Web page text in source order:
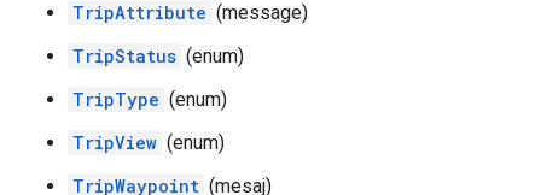
TripAttribute (message)
TripStatus (enum)
TripType (enum)
TripView (enum)
TripWaypoint (mesaj)